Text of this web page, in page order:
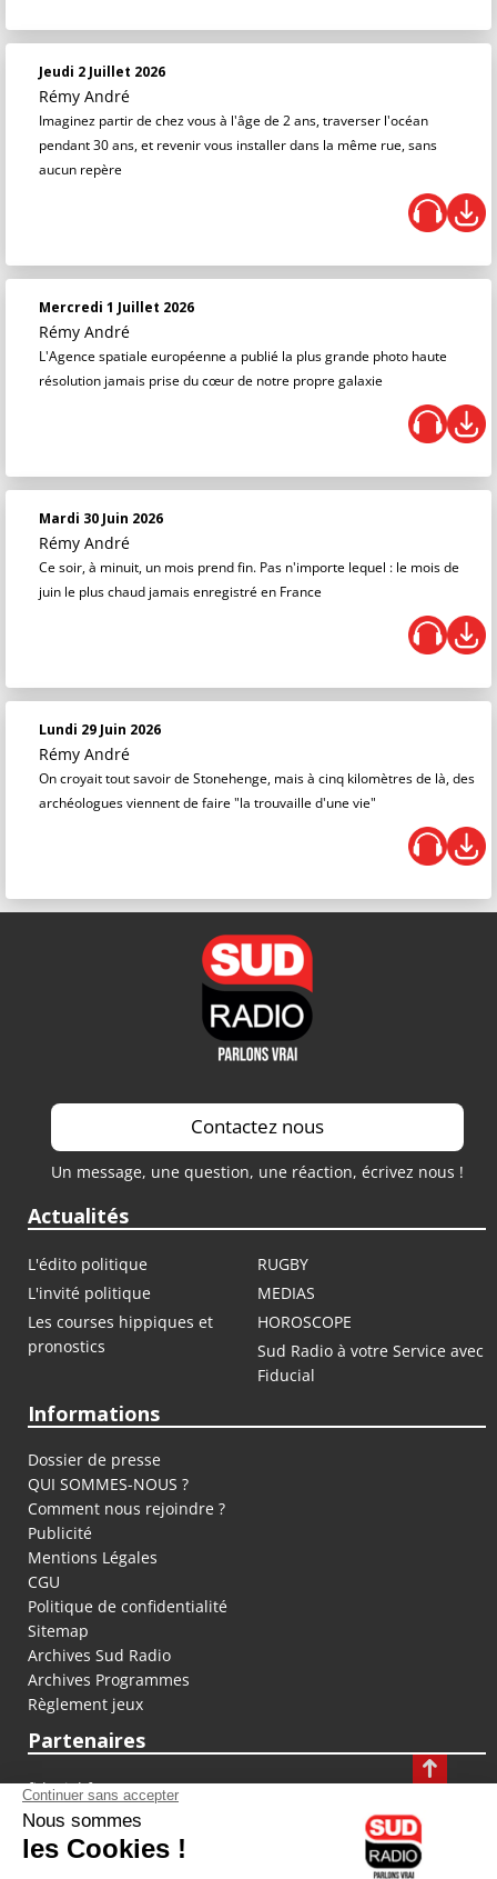
Jeudi 2 Juillet 2026
Rémy André
Imaginez partir de chez vous à l'âge de 2 ans, traverser l'océan
pendant 30 ans, et revenir vous installer dans la même rue, sans
aucun repère
Mercredi 1 Juillet 2026
Rémy André
L'Agence spatiale européenne a publié la plus grande photo haute
résolution jamais prise du cœur de notre propre galaxie
Mardi 30 Juin 2026
Rémy André
Ce soir, à minuit, un mois prend fin. Pas n'importe lequel : le mois de
juin le plus chaud jamais enregistré en France
Lundi 29 Juin 2026
Rémy André
On croyait tout savoir de Stonehenge, mais à cinq kilomètres de là, des
archéologues viennent de faire "la trouvaille d'une vie"
Contactez nous
Un message, une question, une réaction, écrivez nous !
Actualités
L'édito politique
RUGBY
L'invité politique
MEDIAS
Les courses hippiques et
pronostics
HOROSCOPE
Sud Radio à votre Service avec
Fiducial
Informations
Dossier de presse
QUI SOMMES-NOUS ?
Comment nous rejoindre ?
Publicité
Mentions Légales
CGU
Politique de confidentialité
Sitemap
Archives Sud Radio
Archives Programmes
Règlement jeux
Partenaires
fiducial.fr
lyoncapitale.fr
olympique-et-lyonnais.com